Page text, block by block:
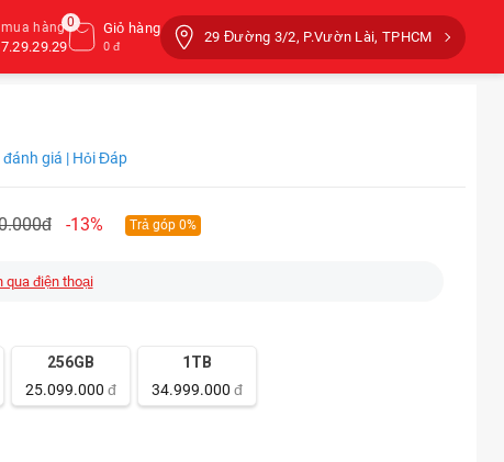
mua hàng Giỏ hàng
0 đ
0
29 Đường 3/2, P.Vườn Lài, TPHCM
đánh giá | Hỏi Đáp
-13% Trả góp 0%
qua điện thoại
256GB
25.099.000 đ
1TB
34.999.000 đ